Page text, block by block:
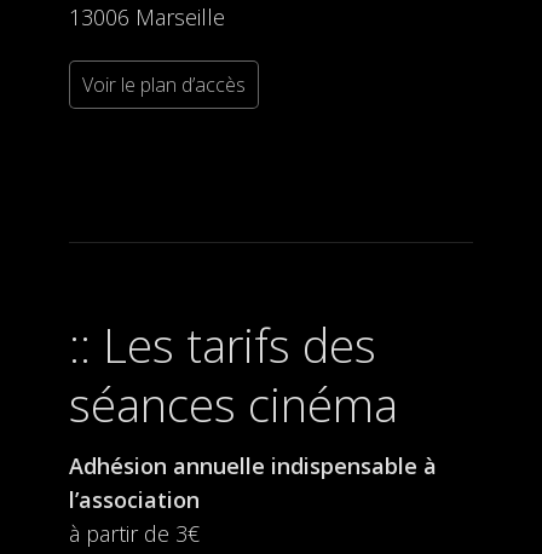
13006 Marseille
Voir le plan d’accès
Les tarifs des
séances cinéma
Adhésion annuelle indispensable à
l’association
à partir de 3€